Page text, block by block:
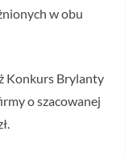
w obu
Konkurs Brylanty
o szacowanej